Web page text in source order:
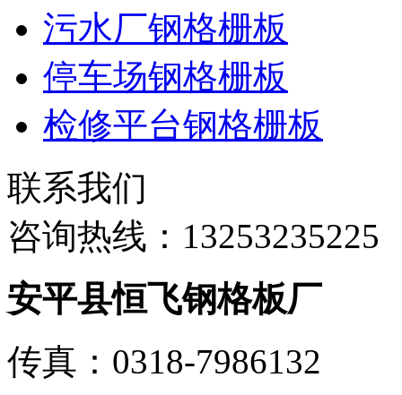
污水厂钢格栅板
停车场钢格栅板
检修平台钢格栅板
联系我们
咨询热线： 13253235225
安平县恒飞钢格板厂
传真：0318-7986132